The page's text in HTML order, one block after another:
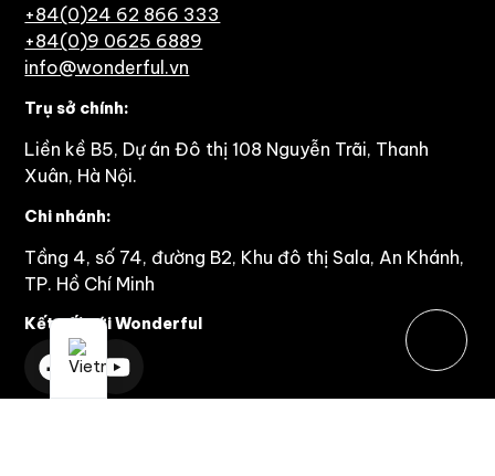
+84(0)24 62 866 333
+84(0)9 0625 6889
info@wonderful.vn
Trụ sở chính:
Liền kề B5, Dự án Đô thị 108 Nguyễn Trãi, Thanh
Xuân, Hà Nội.
Chi nhánh:
Tầng 4, số 74, đường B2, Khu đô thị Sala, An Khánh,
TP. Hồ Chí Minh
Kết nối với Wonderful